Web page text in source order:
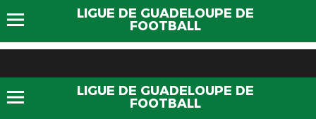
LIGUE DE GUADELOUPE DE
FOOTBALL